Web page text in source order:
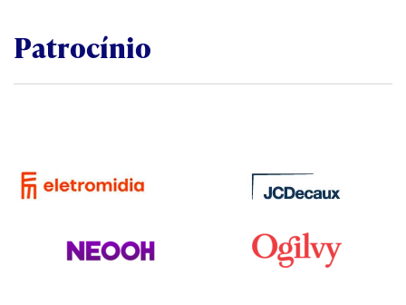
Patrocínio